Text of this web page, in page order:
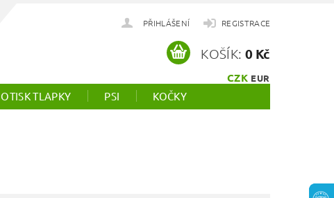
PŘIHLÁŠENÍ REGISTRACE
CZK EUR
KOŠÍK: 0 Kč
OTISK TLAPKY PSI KOČKY